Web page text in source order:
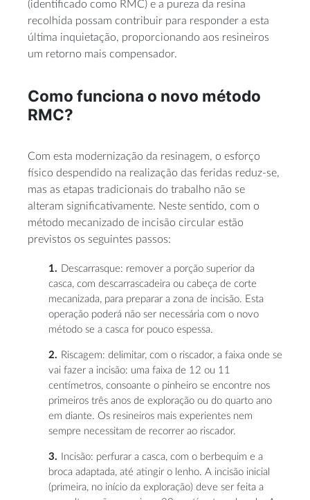
(identificado como RMC) e a pureza da resina
recolhida possam contribuir para responder a esta
última inquietação, proporcionando aos resineiros
um retorno mais compensador.
Como funciona o novo método
RMC?
Com esta modernização da resinagem, o esforço
físico despendido na realização das feridas reduz-se,
mas as etapas tradicionais do trabalho não se
alteram significativamente. Neste sentido, com o
método mecanizado de incisão circular estão
previstos os seguintes passos:
Descarrasque: remover a porção superior da
casca, com descarrascadeira ou cabeça de corte
mecanizada, para preparar a zona de incisão. Esta
operação poderá não ser necessária com o novo
método se a casca for pouco espessa.
Riscagem: delimitar, com o riscador, a faixa onde se
vai fazer a incisão: uma faixa de 12 ou 11
centímetros, consoante o pinheiro se encontre nos
primeiros três anos de exploração ou do quarto ano
em diante. Os resineiros mais experientes nem
sempre necessitam de recorrer ao riscador.
Incisão: perfurar a casca, com o berbequim e a
broca adaptada, até atingir o lenho. A incisão inicial
(primeira, no início da exploração) deve ser feita a